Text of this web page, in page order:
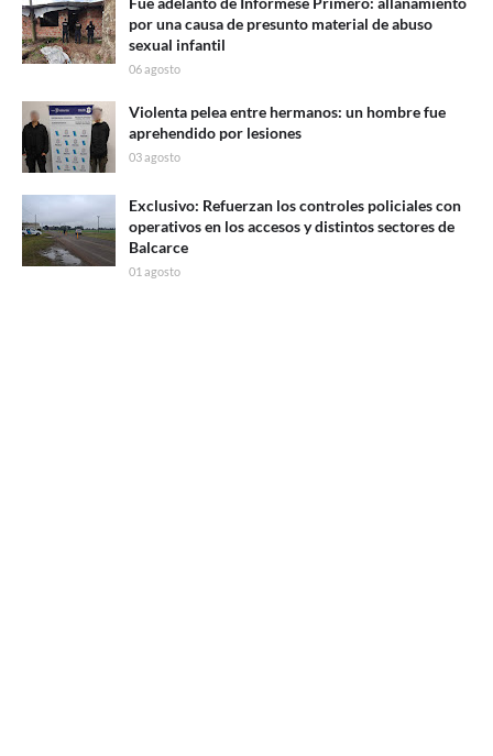
por una causa de presunto material de abuso
sexual infantil
06 agosto
Violenta pelea entre hermanos: un hombre fue
aprehendido por lesiones
03 agosto
Exclusivo: Refuerzan los controles policiales con
operativos en los accesos y distintos sectores de
Balcarce
01 agosto